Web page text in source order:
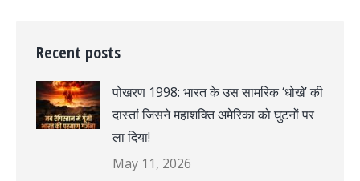
Recent posts
पोखरण 1998: भारत के उस सामरिक ‘धोखे’ की
दास्तां जिसने महाशक्ति अमेरिका को घुटनों पर
ला दिया!
May 11, 2026